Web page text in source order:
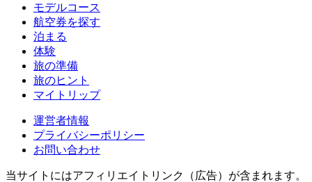
モデルコース
航空券を探す
泊まる
体験
旅の準備
旅のヒント
マイトリップ
運営者情報
プライバシーポリシー
お問い合わせ
当サイトにはアフィリエイトリンク（広告）が含まれます。